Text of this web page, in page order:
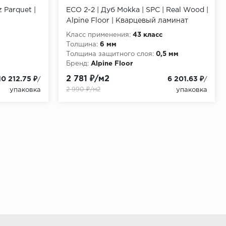
Parquet |
212.75 ₽/
упаковка
ECO 2-2 | Дуб Mokka | SPC | Real Wood |
Alpine Floor | Кварцевый ламинат
Класс применения: 43 класс
Толщина: 6 мм
Толщина защитного слоя: 0,5 мм
Бренд: Alpine Floor
2 781 ₽/м2
2 990 ₽/м2
6 201.63 ₽/
упаковка